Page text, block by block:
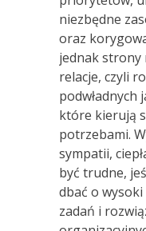
niezbędne
oraz
jednak strony
relacje, czyli
podwładnych
które kierują
potrzebami.
sympatii,
być trudne,
dbać o
zadań i